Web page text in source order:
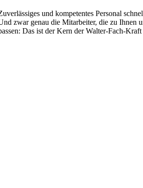
und kompe­tentes Personal
zwar genau die Mitar­beiter, die zu Ihnen
Das ist der Kern der Walter-Fach-